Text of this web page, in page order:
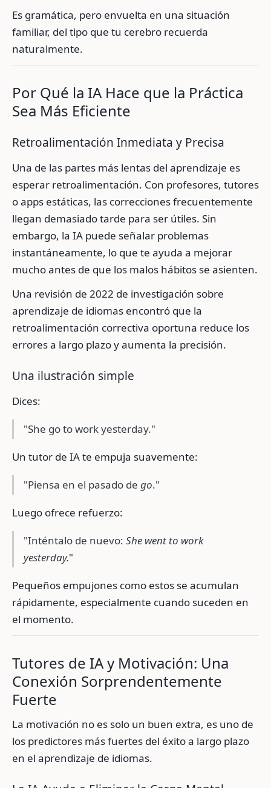
Es gramática, pero envuelta en una situación
familiar, del tipo que tu cerebro recuerda
naturalmente.
Por Qué la IA Hace que la Práctica
Sea Más Eficiente
Retroalimentación Inmediata y Precisa
Una de las partes más lentas del aprendizaje es
esperar retroalimentación. Con profesores, tutores
o apps estáticas, las correcciones frecuentemente
llegan demasiado tarde para ser útiles. Sin
embargo, la IA puede señalar problemas
instantáneamente, lo que te ayuda a mejorar
mucho antes de que los malos hábitos se asienten.
Una revisión de 2022 de investigación sobre
aprendizaje de idiomas encontró que la
retroalimentación correctiva oportuna reduce los
errores a largo plazo y aumenta la precisión.
Una ilustración simple
Dices:
"She go to work yesterday."
Un tutor de IA te empuja suavemente:
"Piensa en el pasado de go."
Luego ofrece refuerzo:
"Inténtalo de nuevo: She went to work
yesterday."
Pequeños empujones como estos se acumulan
rápidamente, especialmente cuando suceden en
el momento.
Tutores de IA y Motivación: Una
Conexión Sorprendentemente
Fuerte
La motivación no es solo un buen extra, es uno de
los predictores más fuertes del éxito a largo plazo
en el aprendizaje de idiomas.